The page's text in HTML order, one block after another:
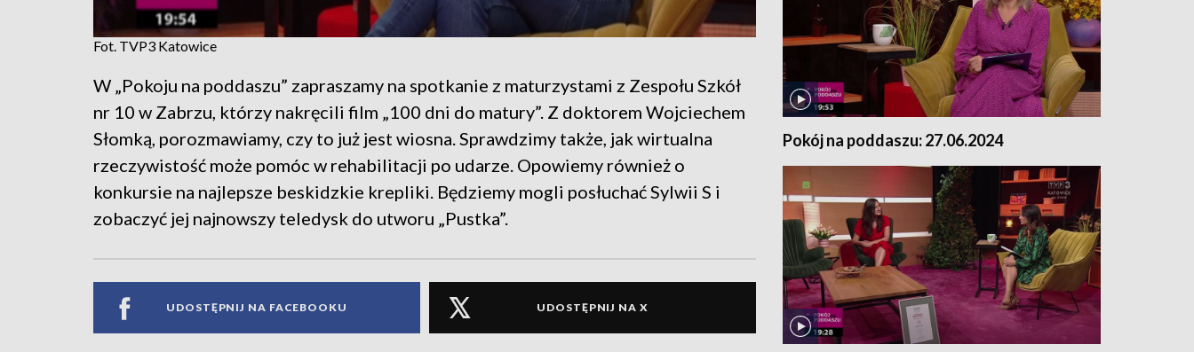
Fot. TVP3 Katowice
W „Pokoju na poddaszu” zapraszamy na spotkanie z maturzystami z Zespołu Szkół
nr 10 w Zabrzu, którzy nakręcili film „100 dni do matury”. Z doktorem Wojciechem
Słomką, porozmawiamy, czy to już jest wiosna. Sprawdzimy także, jak wirtualna
rzeczywistość może pomóc w rehabilitacji po udarze. Opowiemy również o
konkursie na najlepsze beskidzkie krepliki. Będziemy mogli posłuchać Sylwii S i
zobaczyć jej najnowszy teledysk do utworu „Pustka”.
UDOSTĘPNIJ NA FACEBOOKU UDOSTĘPNIJ NA X
Pokój na poddaszu: 27.06.2024